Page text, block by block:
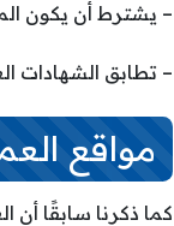
– يشترط أن يكون
– تطابق الشهادات
مواقع
كما ذكرنا سابقًا أن